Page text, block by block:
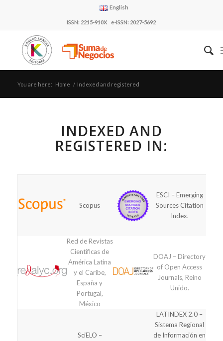
English
ISSN: 2215-910X e-ISSN: 2027-5692
You are here: Home / Indexed and registered
INDEXED AND
REGISTERED IN:
Scopus
ESCI – Emerging
Sources Citation
Index.
Red de Revistas
Científicas de
América Latina
y el Caribe,
España y
Portugal,
México
DOAJ – Directory
of Open Access
Journals, Reino
Unido.
SciELO –
LATINDEX 2.0 –
Sistema Regional
de Información en